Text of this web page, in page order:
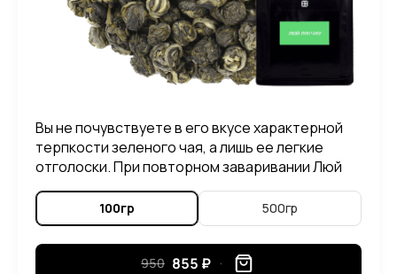
Вы не почувствуете в его вкусе характерной
терпкости зеленого чая, а лишь ее легкие
отголоски. При повторном заваривании Люй
Лун Чжу, можно ощутить в его вкусе приятные
нотки злаковых растений.
100гр 500гр
950 855 ₽